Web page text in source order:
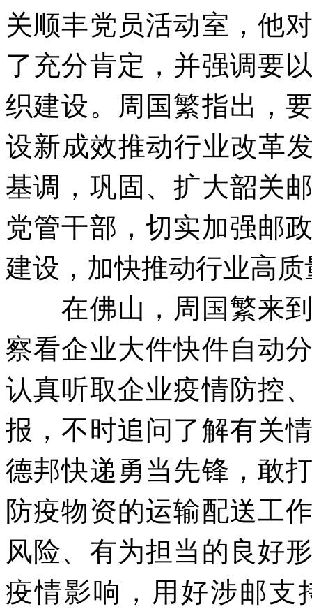
关顺丰党员活动室，他
了充分肯定，并强调要
织建设。 周国繁指出，
设新成效推动行业改革
基调，巩固、扩大韶关
党管干部，切实加强邮
建设，加快推动行业高
在佛山，周国繁来
察看企业大件快件自动
认真听取企业疫情防控
报，不时追问了解有关
德邦快递勇当先锋，敢
防疫物资的运输配送工
风险、有为担当的良好
疫情影响，用好涉邮支